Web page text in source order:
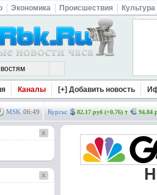
Экономика Происшествия Культура
Каналы [+] Добавить новость
MSK 06:49 Курсы: 82.17 руб (+0.76) 94.84